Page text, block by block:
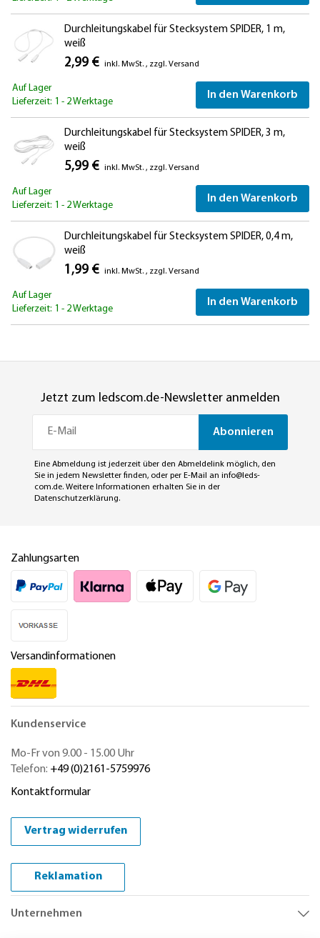
Durchleitungskabel für Stecksystem SPIDER, 1 m,
weiß
2,99 € inkl. MwSt. , zzgl. Versand
Auf Lager
Lieferzeit: 1 - 2 Werktage
In den Warenkorb
Durchleitungskabel für Stecksystem SPIDER, 3 m,
weiß
5,99 € inkl. MwSt. , zzgl. Versand
Auf Lager
Lieferzeit: 1 - 2 Werktage
In den Warenkorb
Durchleitungskabel für Stecksystem SPIDER, 0,4 m,
weiß
1,99 € inkl. MwSt. , zzgl. Versand
Auf Lager
Lieferzeit: 1 - 2 Werktage
In den Warenkorb
Jetzt zum ledscom.de-Newsletter anmelden
Abonnieren
Eine Abmeldung ist jederzeit über den Abmeldelink möglich, den
Sie in jedem Newsletter finden, oder per E-Mail an info@leds-
com.de. Weitere Informationen erhalten Sie in der
Datenschutzerklärung.
Zahlungsarten
Versandinformationen
Kundenservice
Mo-Fr von 9.00 - 15.00 Uhr
Telefon: +49 (0)2161-5759976
Kontaktformular
Vertrag widerrufen
Reklamation
Unternehmen